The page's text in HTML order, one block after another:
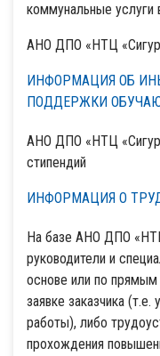
коммунальные
АНО ДПО «НТЦ
ИНФОРМАЦИЯ ОБ
ПОДДЕРЖКИ
АНО ДПО «НТЦ
стипендий
ИНФОРМАЦИЯ О
На базе АНО ДПО
руководители и
основе или по прямым
заявке заказчика
работы), либо
прохождения